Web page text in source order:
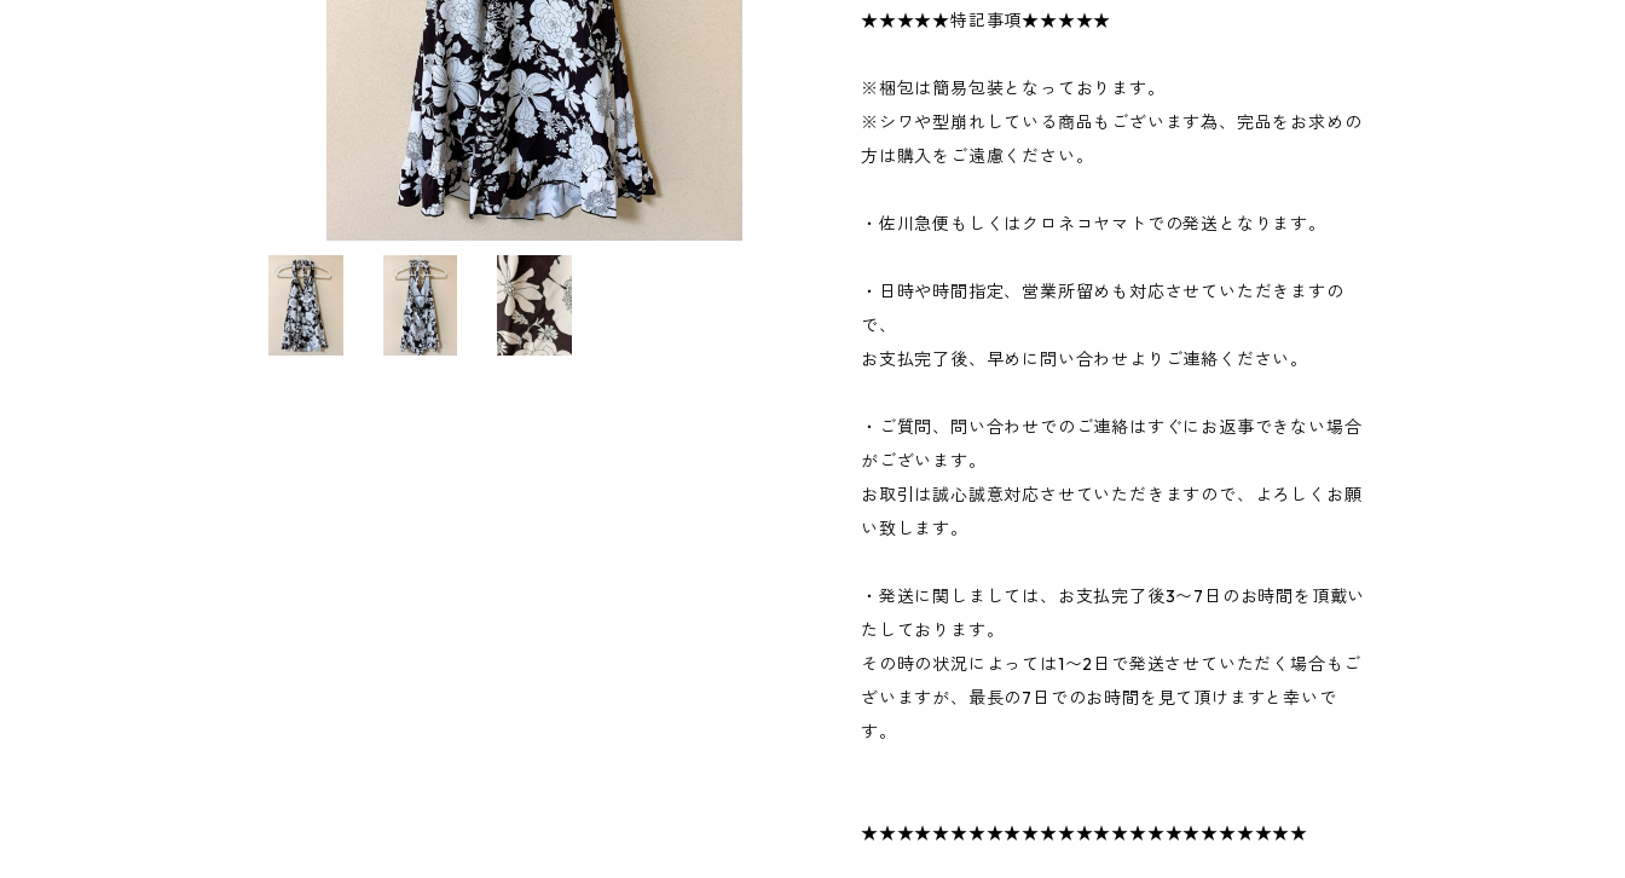
★★★★★特記事項★★★★★
※梱包は簡易包装となっております。
※シワや型崩れしている商品もございます為、完品をお求めの
方は購入をご遠慮ください。
・佐川急便もしくはクロネコヤマトでの発送となります。
・日時や時間指定、営業所留めも対応させていただきますの
で、
お支払完了後、早めに問い合わせよりご連絡ください。
・ご質問、問い合わせでのご連絡はすぐにお返事できない場合
がございます。
お取引は誠心誠意対応させていただきますので、よろしくお願
い致します。
・発送に関しましては、お支払完了後3〜7日のお時間を頂戴い
たしております。
その時の状況によっては1〜2日で発送させていただく場合もご
ざいますが、最長の7日でのお時間を見て頂けますと幸いで
す。
★★★★★★★★★★★★★★★★★★★★★★★★★